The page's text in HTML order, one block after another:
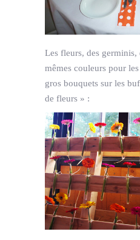
Les fleurs, des germinis,
mêmes couleurs pour
gros bouquets sur les
de fleurs » :